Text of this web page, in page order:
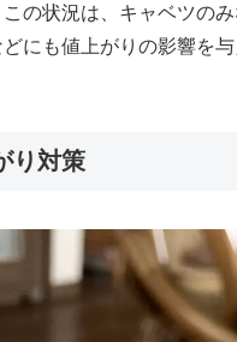
の状況は、キャベツの
にも値上がりの影響を
り対策